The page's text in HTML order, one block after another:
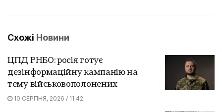
Схожі Новини
ЦПД РНБО: росія готує
дезінформаційну кампанію на
тему військовополонених
10 СЕРПНЯ, 2026 / 11:42